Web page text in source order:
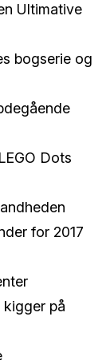
Ultimative
bogserie og
Dots
for 2017
kigger på